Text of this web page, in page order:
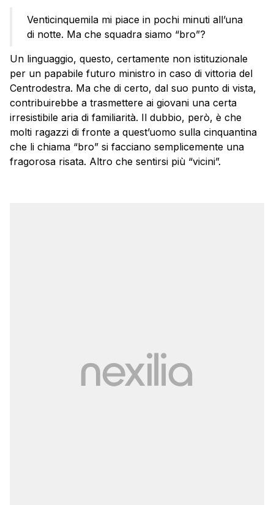
Venticinquemila mi piace in pochi minuti all’una
di notte. Ma che squadra siamo “bro”?
Un linguaggio, questo, certamente non istituzionale
per un papabile futuro ministro in caso di vittoria del
Centrodestra. Ma che di certo, dal suo punto di vista,
contribuirebbe a trasmettere ai giovani una certa
irresistibile aria di familiarità. Il dubbio, però, è che
molti ragazzi di fronte a quest’uomo sulla cinquantina
che li chiama “bro” si facciano semplicemente una
fragorosa risata. Altro che sentirsi più “vicini”.